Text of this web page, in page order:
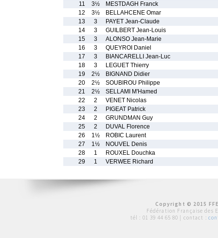
11
3½
MESTDAGH Franck
12
3½
BELLAHCENE Omar
13
3
PAYET Jean-Claude
14
3
GUILBERT Jean-Louis
15
3
ALONSO Jean-Marie
16
3
QUEYROI Daniel
17
3
BIANCARELLI Jean-Luc
18
3
LEGUET Thierry
19
2½
BIGNAND Didier
20
2½
SOUBIROU Philippe
21
2½
SELLAMI M'Hamed
22
2
VENET Nicolas
23
2
PIGEAT Patrick
24
2
GRUNDMAN Guy
25
2
DUVAL Florence
26
1½
ROBIC Laurent
27
1½
NOUVEL Denis
28
1
ROUXEL Douchka
29
1 VERWEE Richard
Copyright © 2015
Fédération Française des
tél : 01 39 44 65 80 | contact :